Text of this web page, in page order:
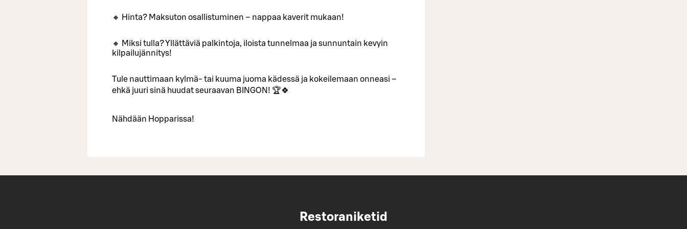
🔸 Hinta? Maksuton osallistuminen – nappaa kaverit mukaan!
🔸 Miksi tulla? Yllättäviä palkintoja, iloista tunnelmaa ja sunnuntain kevyin
kilpailujännitys!
Tule nauttimaan kylmä- tai kuuma juoma kädessä ja kokeilemaan onneasi –
ehkä juuri sinä huudat seuraavan BINGON! 🏆🍀
Nähdään Hopparissa!
Restoraniketid